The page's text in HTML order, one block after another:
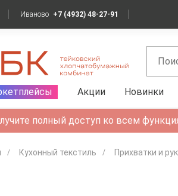
Иваново +7 (4932) 48-27-91
Акции Новинки
полный доступ ко всем
Кухонный текстиль Прихватки и